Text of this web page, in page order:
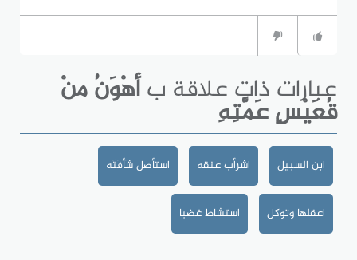
عبارات ذات علاقة بأهْوَنُ منْ
قُعَيْسٍ عَمَّتِهِ
ابن السبيل اشرأب عنقه استأصل شَأْفَتَه
اعقلها وتوكل استشاط غضبا